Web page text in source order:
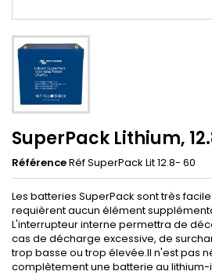
SuperPack Lithium,
RéférenceRéf SuperPack Lit 12.8- 60
Les batteries SuperPack sont très
requièrent aucun élément
L'interrupteur interne permettra de
cas de décharge excessive, de
trop basse ou trop élevée.Il n'est pas
complètement une batterie au lithium-